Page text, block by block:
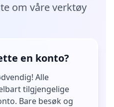
om våre verktøy
en konto?
Alle
tilgjengelige
Bare besøk og